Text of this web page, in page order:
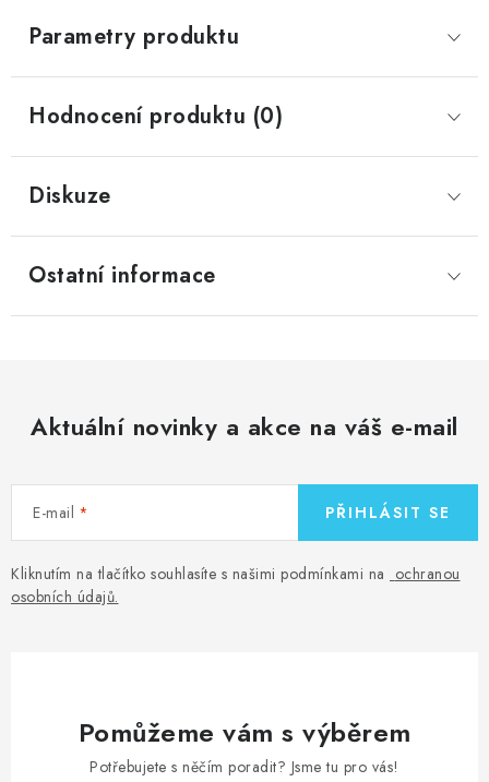
Parametry produktu
Hodnocení produktu (0)
Diskuze
Ostatní informace
Aktuální novinky a akce na váš e-mail
E-mail
Kliknutím na tlačítko souhlasíte s našimi podmínkami na ochranou
osobních údajů.
PŘIHLÁSIT SE
Pomůžeme vám s výběrem
Potřebujete s něčím poradit? Jsme tu pro vás!